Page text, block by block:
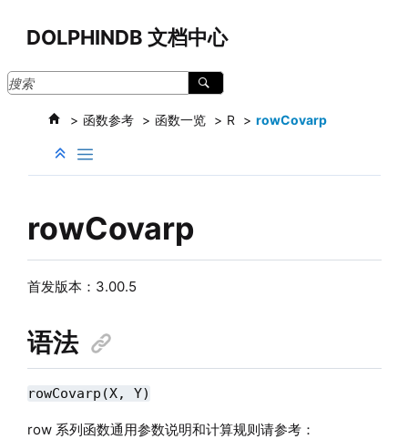
DOLPHINDB 文档中心
函数参考 函数一览 R rowCovarp
rowCovarp
首发版本： 3.00.5
语法
rowCovarp(X, Y)
row 系列函数通用参数说明和计算规则请参考：